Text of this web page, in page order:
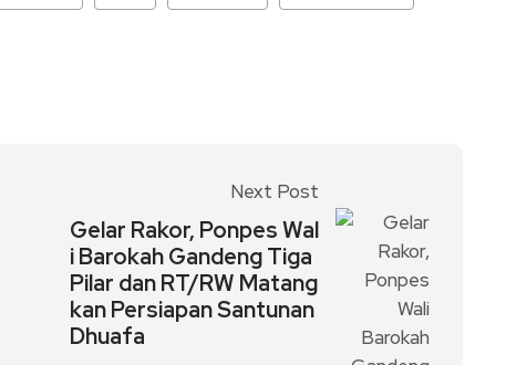
Next Post
Gelar Rakor, Ponpes Wal
i Barokah Gandeng Tiga
Pilar dan RT/RW Matang
kan Persiapan Santunan
Dhuafa